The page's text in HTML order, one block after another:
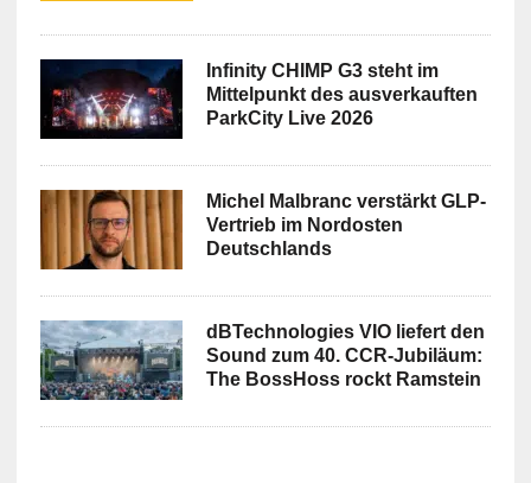
Infinity CHIMP G3 steht im
Mittelpunkt des ausverkauften
ParkCity Live 2026
Michel Malbranc verstärkt GLP-
Vertrieb im Nordosten
Deutschlands
dBTechnologies VIO liefert den
Sound zum 40. CCR-Jubiläum:
The BossHoss rockt Ramstein